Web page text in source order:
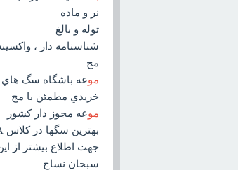
نر و ماده
توله و بالغ
شناسنامه دار ،
مج
موعه باشگاه سگ هاي نگهبان با 18 سال سابقه در امر
خريدي مطمئن با مج
موعه مجوز دار کشور
بهترين سگها در کلاس A واداتي به همراه شجره معتبر
جهت اطلاع بيشتر از
سبحان نساج